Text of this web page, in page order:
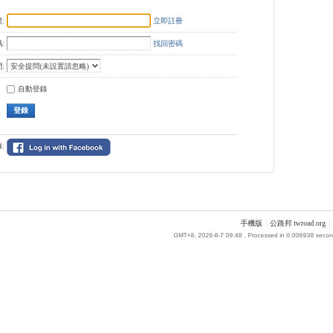
: 立即註冊
: 找回密碼
:
自動登錄
登錄
:
手機版 公路邦 twroad.org
GMT+8, 2026-8-7 09:48 , Processed in 0.006938